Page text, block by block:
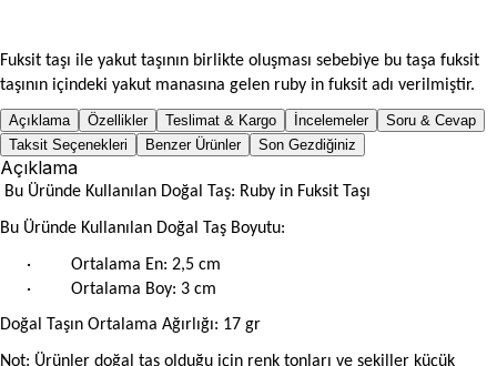
Fuksit taşı ile yakut taşının birlikte oluşması sebebiye bu taşa fuksit
taşının içindeki yakut manasına gelen ruby in fuksit adı verilmiştir.
Açıklama Özellikler Teslimat & Kargo İncelemeler
Soru & Cevap
Taksit Seçenekleri
Benzer Ürünler Son Gezdiğiniz
Açıklama
Bu Üründe Kullanılan Doğal Taş: Ruby in Fuksit Taşı
Bu Üründe Kullanılan Doğal Taş Boyutu:
· Ortalama En: 2,5 cm
· Ortalama Boy: 3 cm
Doğal Taşın Ortalama Ağırlığı: 17 gr
Not: Ürünler doğal taş olduğu için renk tonları ve şekiller küçük